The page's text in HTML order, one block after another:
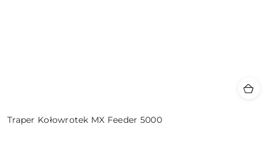
Traper Kołowrotek MX Feeder 5000